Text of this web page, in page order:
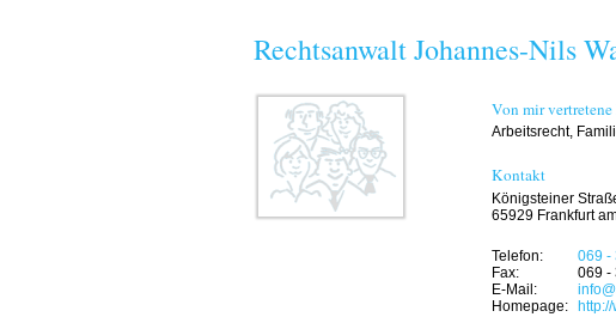
Rechtsanwalt Johannes-Nils
Von mir
Arbeitsrecht,
Kontakt
Königsteiner
65929 Frankfurt
Telefon:
Fax:
E-Mail:
Homepage:
069 -
069 -